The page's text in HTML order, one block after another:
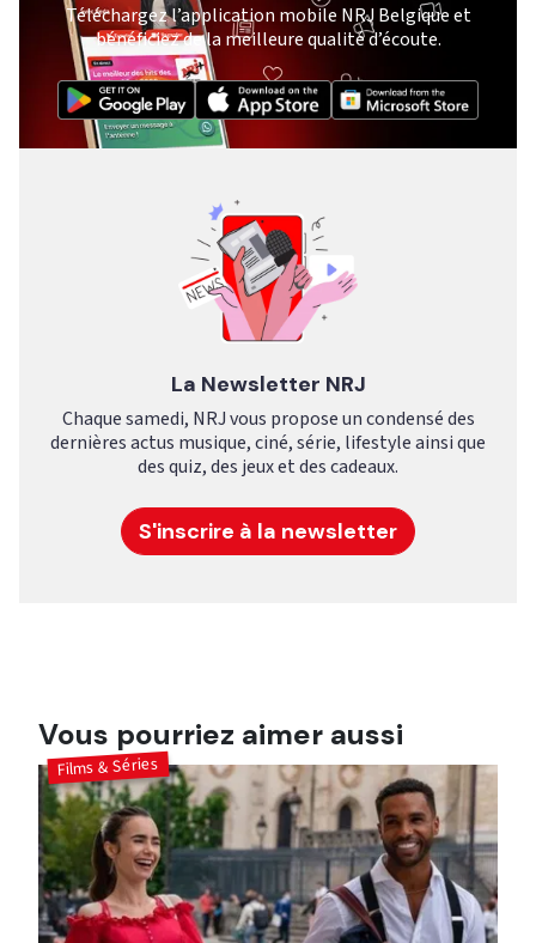
Téléchargez l’application mobile NRJ Belgique et
bénéficiez de la meilleure qualité d’écoute.
La Newsletter NRJ
Chaque samedi, NRJ vous propose un condensé des
dernières actus musique, ciné, série, lifestyle ainsi que
des quiz, des jeux et des cadeaux.
S'inscrire à la newsletter
Vous pourriez aimer aussi
Films & Séries